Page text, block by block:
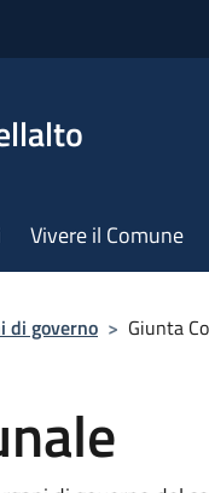
Vivere il Comune
di governo > Giunta